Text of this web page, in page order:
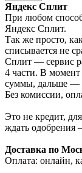
Яндекс Сплит
При любом
Яндекс Сплит.
Так же просто,
списывается не
Сплит — сервис
4 части. В
суммы, дальше —
Без комиссии,
Это не кредит,
ждать одобрения
Доставка по
Оплата: онлайн,